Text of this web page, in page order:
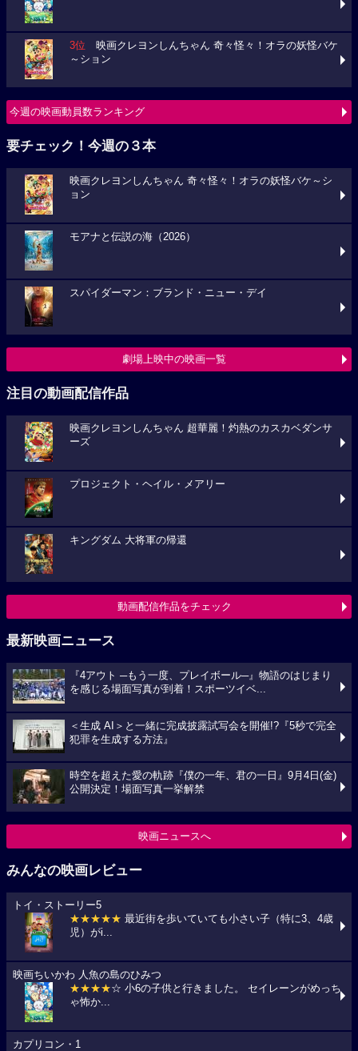
3位 映画クレヨンしんちゃん 奇々怪々！オラの妖怪バケ
～ション
今週の映画動員数ランキング
要チェック！今週の３本
映画クレヨンしんちゃん 奇々怪々！オラの妖怪バケ～シ
ョン
モアナと伝説の海（2026）
スパイダーマン：ブランド・ニュー・デイ
劇場上映中の映画一覧
注目の動画配信作品
映画クレヨンしんちゃん 超華麗！灼熱のカスカベダンサ
ーズ
プロジェクト・ヘイル・メアリー
キングダム 大将軍の帰還
動画配信作品をチェック
最新映画ニュース
『4アウト ─もう一度、プレイボール─』物語のはじまり
を感じる場面写真が到着！スポーツイベ...
＜生成 AI＞と一緒に完成披露試写会を開催!?『5秒で完全
犯罪を生成する方法』
時空を超えた愛の軌跡『僕の一年、君の一日』9月4日(金)
公開決定！場面写真一挙解禁
映画ニュースへ
みんなの映画レビュー
トイ・ストーリー5
★★★★★ 最近街を歩いていても小さい子（特に3、4歳
児）がi...
映画ちいかわ 人魚の島のひみつ
★★★★☆ 小6の子供と行きました。 セイレーンがめっち
ゃ怖か...
カプリコン・1